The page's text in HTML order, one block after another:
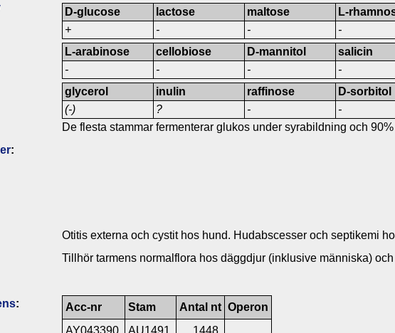
D-glucose
+
lactose
-
maltose
-
L-
-
L-arabinose
-
cellobiose
-
D-mannitol
-
salicin
-
glycerol
(-)
inulin
?
raffinose
-
D-sorbitol
-
De flesta stammar fermenterar glukos under syrabildning och
:
Otitis externa och cystit hos hund. Hudabscesser och septikemi
Tillhör tarmens normalflora hos däggdjur (inklusive människa) och
: Acc-nr Stam Antal nt Operon
AY043390
AU1491 1448